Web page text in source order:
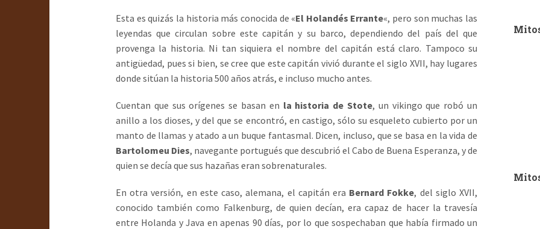
Esta es quizás la historia más conocida de «El Holandés Errante«, pero son muchas las
leyendas que circulan sobre este capitán y su barco, dependiendo del país del que
provenga la historia. Ni tan siquiera el nombre del capitán está claro. Tampoco su
antigüedad, pues si bien, se cree que este capitán vivió durante el siglo XVII, hay lugares
donde sitúan la historia 500 años atrás, e incluso mucho antes.
Cuentan que sus orígenes se basan en la historia de Stote, un vikingo que robó un
anillo a los dioses, y del que se encontró, en castigo, sólo su esqueleto cubierto por un
manto de llamas y atado a un buque fantasmal. Dicen, incluso, que se basa en la vida de
Bartolomeu Dies, navegante portugués que descubrió el Cabo de Buena Esperanza, y de
quien se decía que sus hazañas eran sobrenaturales.
En otra versión, en este caso, alemana, el capitán era Bernard Fokke, del siglo XVII,
conocido también como Falkenburg, de quien decían, era capaz de hacer la travesía
entre Holanda y Java en apenas 90 días, por lo que sospechaban que había firmado un
de la
para